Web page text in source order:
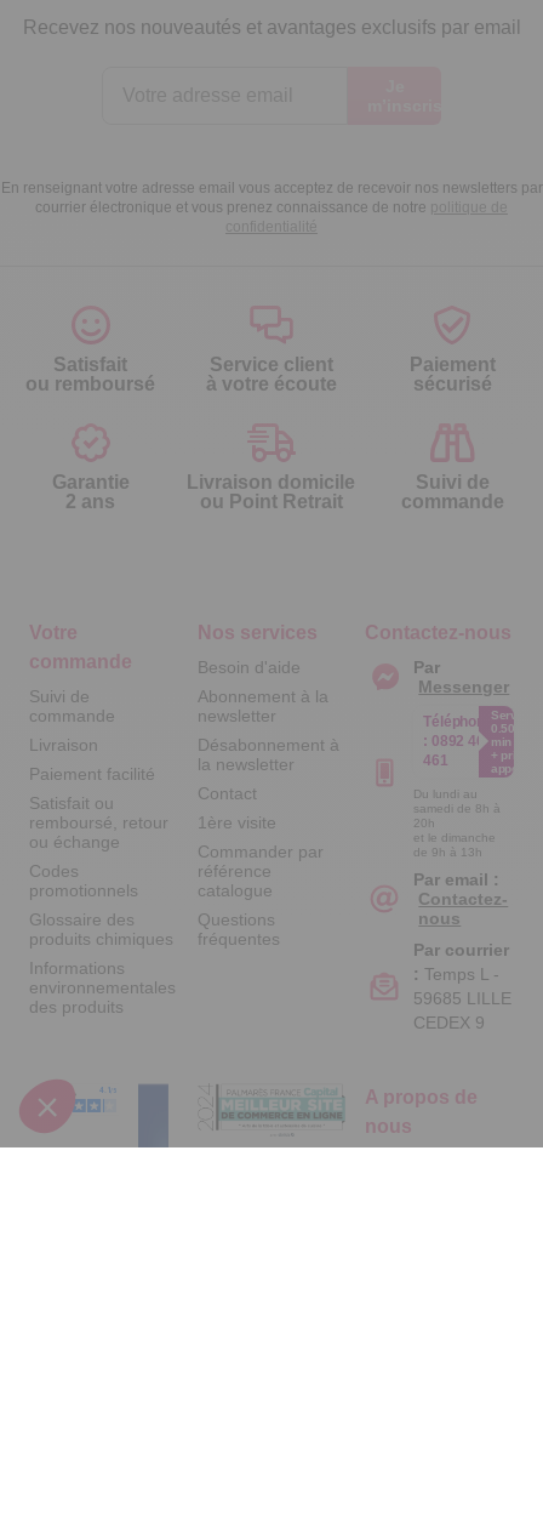
Recevez nos nouveautés et avantages exclusifs par email
En renseignant votre adresse email vous acceptez de recevoir nos newsletters par
courrier électronique et vous prenez connaissance de notre politique de
confidentialité
Satisfait
ou remboursé
Service client
à votre écoute
Paiement
sécurisé
Garantie
2 ans
Livraison domicile
ou Point Retrait
Suivi de
commande
Votre
commande
Suivi de
commande
Livraison
Paiement facilité
Satisfait ou
remboursé, retour
ou échange
Codes
promotionnels
Glossaire des
produits chimiques
Informations
environnementales
des produits
Nos services
Besoin d'aide
Abonnement à la
newsletter
Désabonnement à
la newsletter
Contact
1ère visite
Commander par
référence
catalogue
Questions
fréquentes
A propos de
nous
Contactez-nous
Par
Messenger
Téléphone
: 0892 461
461
Service
0.50€ /
min
+ prix
appel
Du lundi au
samedi de 8h à
20h
et le dimanche
de 9h à 13h
Par email :
Contactez-
nous
Par courrier
: Temps L -
59685 LILLE
CEDEX 9